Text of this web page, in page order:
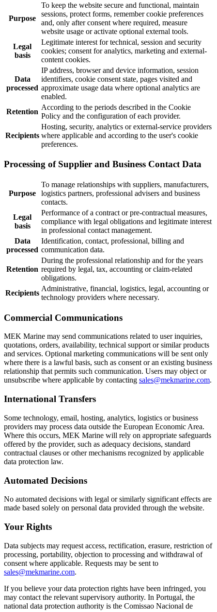
Purpose
To keep the website secure and functional, maintain
sessions, protect forms, remember cookie preferences
and, only after consent where required, measure
website usage or activate optional external tools.
Legal
basis
Legitimate interest for technical, session and security
cookies; consent for analytics, marketing and external-
content cookies.
Data
processed
IP address, browser and device information, session
identifiers, cookie consent state, pages visited and
approximate usage data where optional analytics are
enabled.
Retention
According to the periods described in the Cookie
Policy and the configuration of each provider.
Recipients
Hosting, security, analytics or external-service providers
where applicable and according to the user's cookie
preferences.
Processing of Supplier and Business Contact Data
Purpose
To manage relationships with suppliers, manufacturers,
logistics partners, professional advisers and business
contacts.
Legal
basis
Performance of a contract or pre-contractual measures,
compliance with legal obligations and legitimate interest
in professional contact management.
Data
processed
Identification, contact, professional, billing and
communication data.
Retention
During the professional relationship and for the years
required by legal, tax, accounting or claim-related
obligations.
Recipients
Administrative, financial, logistics, legal, accounting or
technology providers where necessary.
Commercial Communications
MEK Marine may send communications related to user inquiries,
quotations, orders, availability, technical support or similar products
and services. Optional marketing communications will be sent only
where there is a lawful basis, such as consent or an existing business
relationship that permits such communication. Users may object or
unsubscribe where applicable by contacting sales@mekmarine.com.
International Transfers
Some technology, email, hosting, analytics, logistics or business
providers may process data outside the European Economic Area.
Where this occurs, MEK Marine will rely on appropriate safeguards
offered by the provider, such as adequacy decisions, standard
contractual clauses or other mechanisms recognized by applicable
data protection law.
Automated Decisions
No automated decisions with legal or similarly significant effects are
made based solely on personal data provided through the website.
Your Rights
Data subjects may request access, rectification, erasure, restriction of
processing, portability, objection to processing and withdrawal of
consent where applicable. Requests may be sent to
sales@mekmarine.com.
If you believe your data protection rights have been infringed, you
may contact the relevant supervisory authority. In Portugal, the
national data protection authority is the Comissao Nacional de